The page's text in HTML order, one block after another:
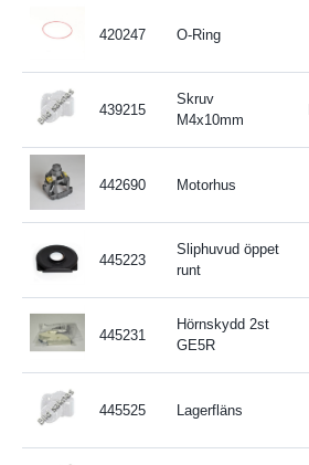
420247 O-Ring
439215
Skruv
M4x10mm
442690 Motorhus
445223
Sliphuvud öppet
runt
445231
Hörnskydd 2st
GE5R
445525 Lagerfläns